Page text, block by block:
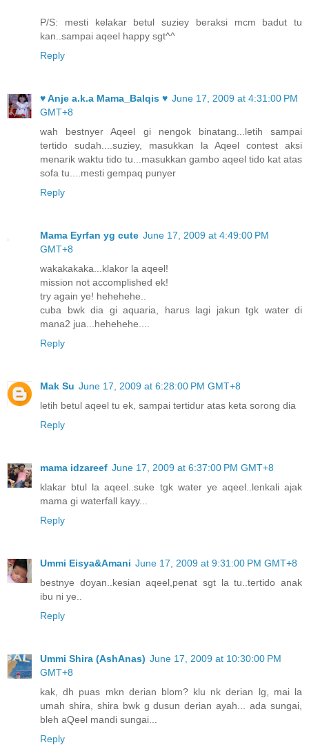
P/S: mesti kelakar betul suziey beraksi mcm badut tu
kan..sampai aqeel happy sgt^^
Reply
♥ Anje a.k.a Mama_Balqis ♥ June 17, 2009 at 4:31:00 PM
GMT+8
wah bestnyer Aqeel gi nengok binatang...letih sampai
tertido sudah....suziey, masukkan la Aqeel contest aksi
menarik waktu tido tu...masukkan gambo aqeel tido kat atas
sofa tu....mesti gempaq punyer
Reply
Mama Eyrfan yg cute June 17, 2009 at 4:49:00 PM
GMT+8
wakakakaka...klakor la aqeel!
mission not accomplished ek!
try again ye! hehehehe..
cuba bwk dia gi aquaria, harus lagi jakun tgk water di
mana2 jua...hehehehe....
Reply
Mak Su June 17, 2009 at 6:28:00 PM GMT+8
letih betul aqeel tu ek, sampai tertidur atas keta sorong dia
Reply
mama idzareef June 17, 2009 at 6:37:00 PM GMT+8
klakar btul la aqeel..suke tgk water ye aqeel..lenkali ajak
mama gi waterfall kayy...
Reply
Ummi Eisya&Amani June 17, 2009 at 9:31:00 PM GMT+8
bestnye doyan..kesian aqeel,penat sgt la tu..tertido anak
ibu ni ye..
Reply
Ummi Shira (AshAnas) June 17, 2009 at 10:30:00 PM
GMT+8
kak, dh puas mkn derian blom? klu nk derian lg, mai la
umah shira, shira bwk g dusun derian ayah... ada sungai,
bleh aQeel mandi sungai...
Reply